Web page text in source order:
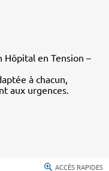
Hôpital en Tension –
à chacun,
aux urgences.
ACCÈS RAPIDES